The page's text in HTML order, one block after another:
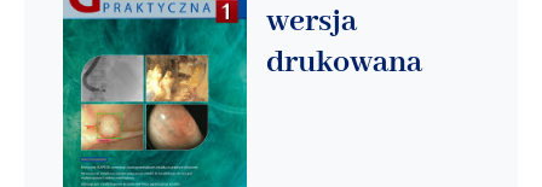
wersja
drukowana